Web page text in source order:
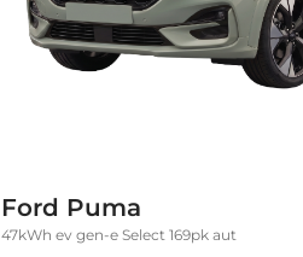
Ford Puma
47kWh ev gen-e Select 169pk aut